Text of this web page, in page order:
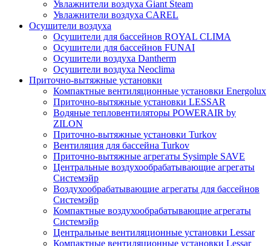
Увлажнители воздуха Giant Steam
Увлажнители воздуха CAREL
Осушители воздуха
Осушители для бассейнов ROYAL CLIMA
Осушители для бассейнов FUNAI
Осушители воздуха Dantherm
Осушители воздуха Neoclima
Приточно-вытяжные установки
Компактные вентиляционные установки Energolux
Приточно-вытяжные установки LESSAR
Водяные тепловентиляторы POWERAIR by
ZILON
Приточно-вытяжные установки Turkov
Вентиляция для бассейна Turkov
Приточно-вытяжные агрегаты Sysimple SAVE
Центральные воздухообрабатывающие агрегаты
Системэйр
Воздухообрабатывающие агрегаты для бассейнов
Системэйр
Компактные воздухообрабатывающие агрегаты
Системэйр
Центральные вентиляционные установки Lessar
Компактные вентиляционные установки Lessar